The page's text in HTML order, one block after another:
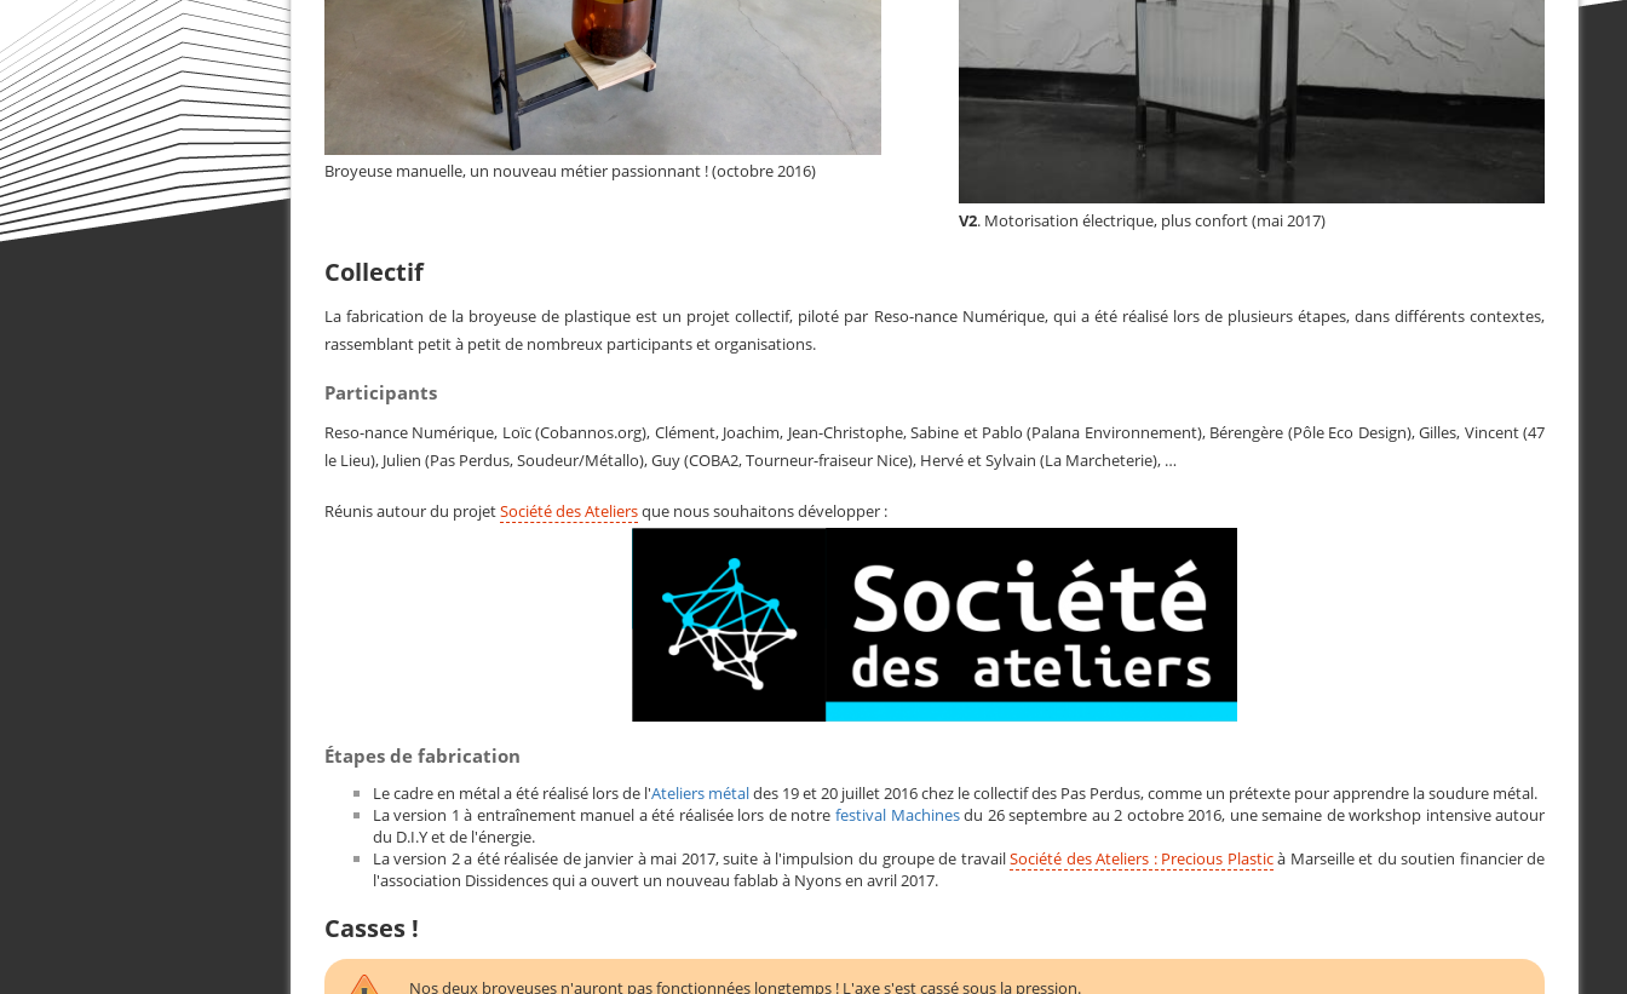
Broyeuse manuelle, un nouveau métier passionnant ! (octobre 2016)
V2. Motorisation électrique, plus confort (mai 2017)
Collectif
La fabrication de la broyeuse de plastique est un projet collectif, piloté par Reso-nance Numérique, qui a été réalisé lors de plusieurs étapes, dans différents contextes,
rassemblant petit à petit de nombreux participants et organisations.
Participants
Reso-nance Numérique, Loïc (Cobannos.org), Clément, Joachim, Jean-Christophe, Sabine et Pablo (Palana Environnement), Bérengère (Pôle Eco Design), Gilles, Vincent (47
le Lieu), Julien (Pas Perdus, Soudeur/Métallo), Guy (COBA2, Tourneur-fraiseur Nice), Hervé et Sylvain (La Marcheterie), …
Réunis autour du projetSociété des Ateliersque nous souhaitons développer :
Étapes de fabrication
Le cadre en métal a été réalisé lors de l'Ateliers métaldes 19 et 20 juillet 2016 chez le collectif des Pas Perdus, comme un prétexte pour apprendre la soudure métal.
La version 1 à entraînement manuel a été réalisée lors de notre festival Machinesdu 26 septembre au 2 octobre 2016, une semaine de workshop intensive autour
du D.I.Y et de l'énergie.
La version 2 a été réalisée de janvier à mai 2017, suite à l'impulsion du groupe de travailSociété des Ateliers : Precious Plasticà Marseille et du soutien financier de
l'association Dissidences qui a ouvert un nouveau fablab à Nyons en avril 2017.
Casses !
Nos deux broyeuses n'auront pas fonctionnées longtemps ! L'axe s'est cassé sous la pression.